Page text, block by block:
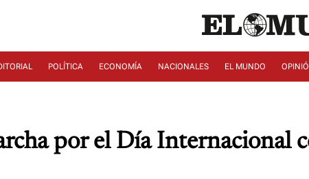
POLÍTICA ECONOMÍA NACIONALES EL MUNDO
por el Día Internacional